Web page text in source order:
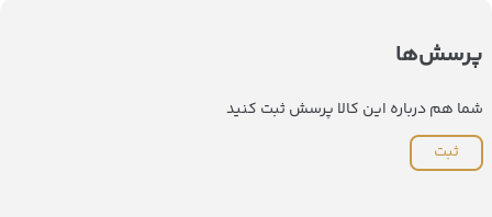
پرسش‌ها
شما هم درباره این کالا پرسش ثبت کنید
ثبت